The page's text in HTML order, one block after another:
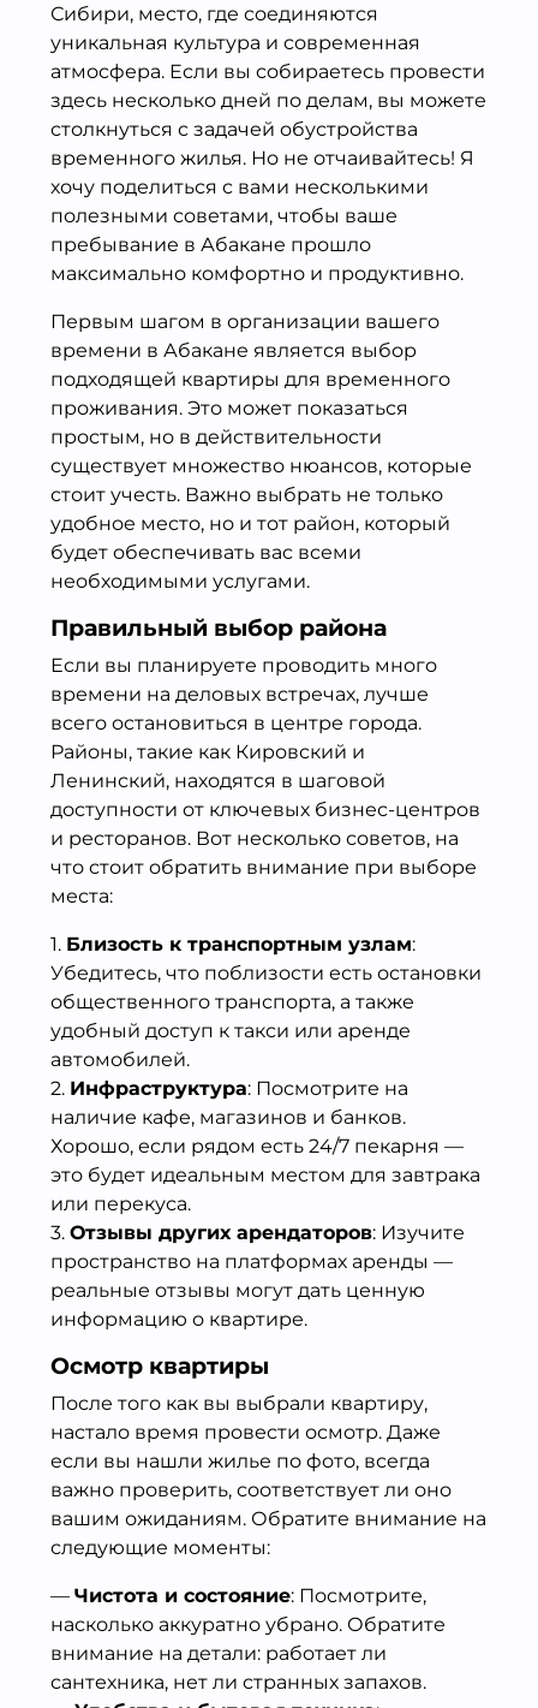
Сибири, место, где соединяются
уникальная культура и современная
атмосфера. Если вы собираетесь провести
здесь несколько дней по делам, вы можете
столкнуться с задачей обустройства
временного жилья. Но не отчаивайтесь! Я
хочу поделиться с вами несколькими
полезными советами, чтобы ваше
пребывание в Абакане прошло
максимально комфортно и продуктивно.
Первым шагом в организации вашего
времени в Абакане является выбор
подходящей квартиры для временного
проживания. Это может показаться
простым, но в действительности
существует множество нюансов, которые
стоит учесть. Важно выбрать не только
удобное место, но и тот район, который
будет обеспечивать вас всеми
необходимыми услугами.
Правильный выбор района
Если вы планируете проводить много
времени на деловых встречах, лучше
всего остановиться в центре города.
Районы, такие как Кировский и
Ленинский, находятся в шаговой
доступности от ключевых бизнес-центров
и ресторанов. Вот несколько советов, на
что стоит обратить внимание при выборе
места:
1. Близость к транспортным узлам:
Убедитесь, что поблизости есть остановки
общественного транспорта, а также
удобный доступ к такси или аренде
автомобилей.
2. Инфраструктура: Посмотрите на
наличие кафе, магазинов и банков.
Хорошо, если рядом есть 24/7 пекарня —
это будет идеальным местом для завтрака
или перекуса.
3. Отзывы других арендаторов: Изучите
пространство на платформах аренды —
реальные отзывы могут дать ценную
информацию о квартире.
Осмотр квартиры
После того как вы выбрали квартиру,
настало время провести осмотр. Даже
если вы нашли жилье по фото, всегда
важно проверить, соответствует ли оно
вашим ожиданиям. Обратите внимание на
следующие моменты:
— Чистота и состояние: Посмотрите,
насколько аккуратно убрано. Обратите
внимание на детали: работает ли
сантехника, нет ли странных запахов.